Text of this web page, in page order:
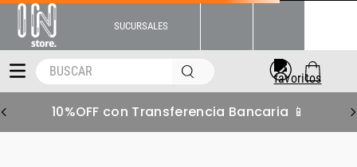
SUCURSALES
BUSCAR
10%OFF con Transferencia Bancaria 📱